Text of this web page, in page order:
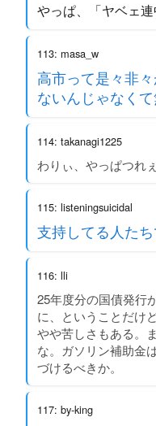
やっぱ、「ヤベェ連
113: masa_w
高市って是々非
ないんじゃなく
114: takanagi1225
わりぃ、やっぱつれぇ
115: listeningsuicidal
支持してる人た
116: lli
25年度分の国債発行
に、ということだけ
やや苦しさもある。
な。ガソリン補助金
づけるべきか。
117: by-king